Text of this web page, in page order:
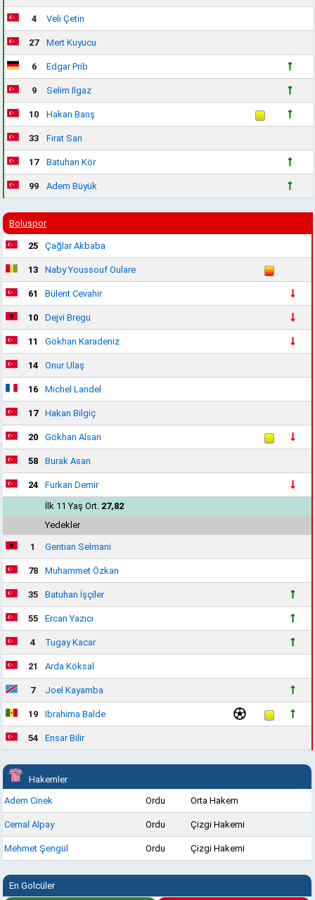
4 Veli Çetin
27 Mert Kuyucu
6 Edgar Prib
9 Selim Ilgaz
10 Hakan Barış
33 Fırat Sarı
17 Batuhan Kör
99 Adem Büyük
Boluspor
25 Çağlar Akbaba
13 Naby Youssouf Oulare
61 Bülent Cevahir
10 Dejvi Bregu
11 Gökhan Karadeniz
14 Onur Ulaş
16 Michel Landel
17 Hakan Bilgiç
20 Gökhan Alsan
58 Burak Asan
24
Furkan Demir
İlk 11 Yaş Ort. 27,82
Yedekler
1 Gentian Selmani
78 Muhammet Özkan
35 Batuhan İşçiler
55 Ercan Yazıcı
4 Tugay Kacar
21 Arda Köksal
7 Joel Kayamba
19 Ibrahima Balde
54 Ensar Bilir
Hakemler
Adem Cinek
Ordu Orta Hakem
Cemal Alpay Ordu Çizgi Hakemi
Mehmet Şengül Ordu Çizgi Hakemi
En Golcüler